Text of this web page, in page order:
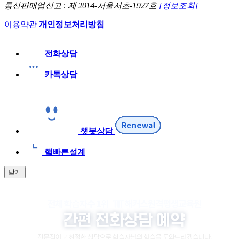
통신판매업신고 : 제 2014-서울서초-1927호 [정보조회]
이용약관 개인정보처리방침
전화상담
카톡상담
챗봇상담
햌빠른설계
닫기